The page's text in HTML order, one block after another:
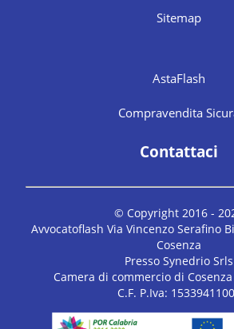
Sitemap
AstaFlash
Compravendita
Contattaci
© Copyright 2016 -
Avvocatoflash Via Vincenzo Serafino
Cosenza
Presso Synedrio Srls
Camera di commercio di Cosenza
C.F. P.Iva: